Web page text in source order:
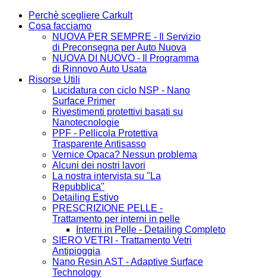
Perchè scegliere Carkult
Cosa facciamo
NUOVA PER SEMPRE - Il Servizio
di Preconsegna per Auto Nuova
NUOVA DI NUOVO - Il Programma
di Rinnovo Auto Usata
Risorse Utili
Lucidatura con ciclo NSP - Nano
Surface Primer
Rivestimenti protettivi basati su
Nanotecnologie
PPF - Pellicola Protettiva
Trasparente Antisasso
Vernice Opaca? Nessun problema
Alcuni dei nostri lavori
La nostra intervista su "La
Repubblica"
Detailing Estivo
PRESCRIZIONE PELLE -
Trattamento per interni in pelle
Interni in Pelle - Detailing Completo
SIERO VETRI - Trattamento Vetri
Antipioggia
Nano Resin AST - Adaptive Surface
Technology